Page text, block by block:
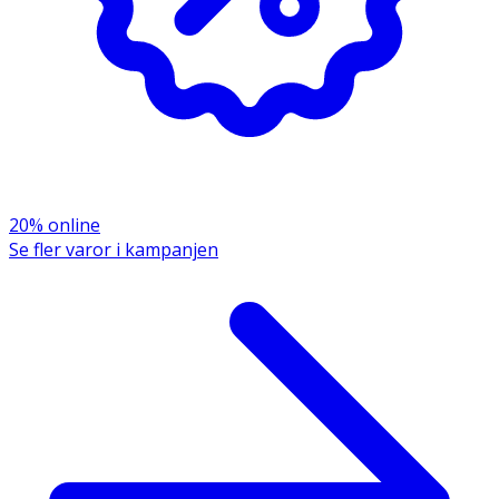
20% online
Se fler varor i kampanjen